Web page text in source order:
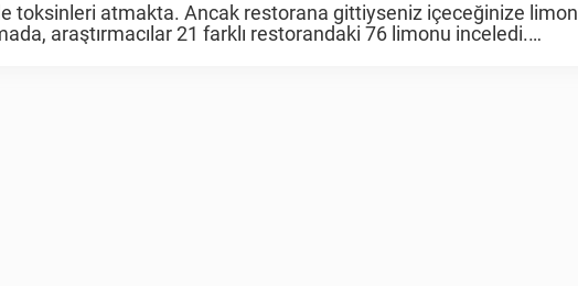
toksinleri atmakta. Ancak restorana gittiyseniz içeceğinize limon
araştırmacılar 21 farklı restorandaki 76 limonu inceledi.